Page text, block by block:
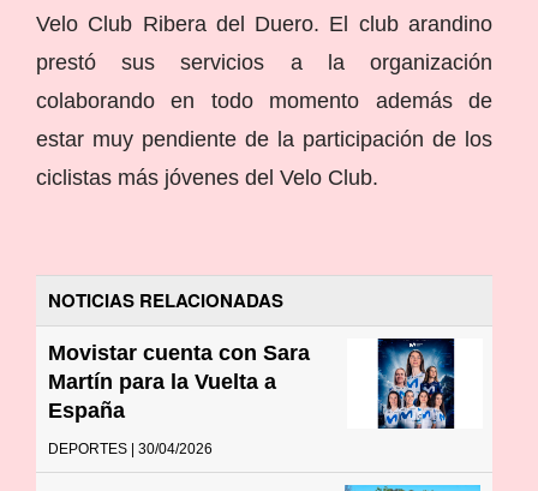
Velo Club Ribera del Duero. El club arandino
prestó sus servicios a la organización
colaborando en todo momento además de
estar muy pendiente de la participación de los
ciclistas más jóvenes del Velo Club.
NOTICIAS RELACIONADAS
Movistar cuenta con Sara
Martín para la Vuelta a
España
DEPORTES | 30/04/2026